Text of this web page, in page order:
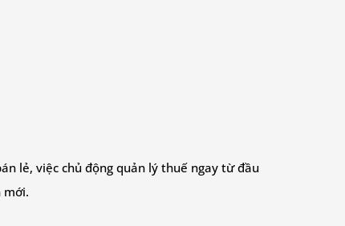
lẻ, việc chủ động quản lý thuế ngay từ đầu
mới.